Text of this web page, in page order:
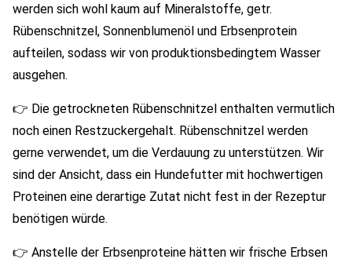
werden sich wohl kaum auf Mineralstoffe, getr.
Rübenschnitzel, Sonnenblumenöl und Erbsenprotein
aufteilen, sodass wir von produktionsbedingtem Wasser
ausgehen.
👉 Die getrockneten Rübenschnitzel enthalten vermutlich
noch einen Restzuckergehalt. Rübenschnitzel werden
gerne verwendet, um die Verdauung zu unterstützen. Wir
sind der Ansicht, dass ein Hundefutter mit hochwertigen
Proteinen eine derartige Zutat nicht fest in der Rezeptur
benötigen würde.
👉 Anstelle der Erbsenproteine hätten wir frische Erbsen